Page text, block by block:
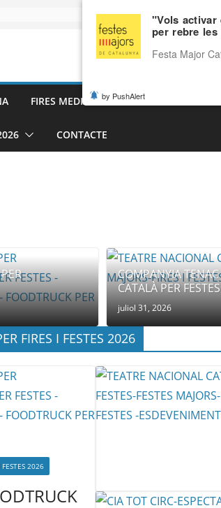
FIRES MEDIEVALS – AGENDA DE FIRES
CONTACTE
COMPANYIA
CATALÀ PER FESTES
juliol 31, 2026
FIRES I FESTES 2026
FESTES 2026
"Vols activar
per rebre
Festa Major
by PushAlert